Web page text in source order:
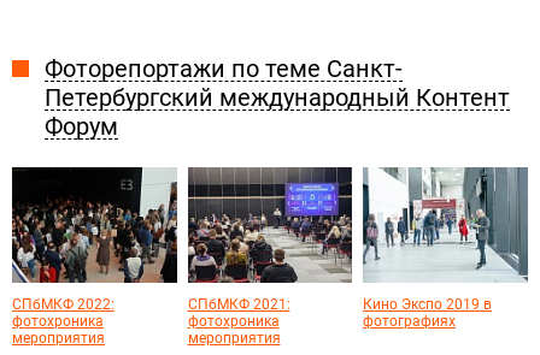
Фоторепортажи по теме Санкт-
Петербургский международный Контент
Форум
СПбМКФ 2022:
фотохроника
мероприятия
СПбМКФ 2021:
фотохроника
мероприятия
Кино Экспо 2019 в
фотографиях